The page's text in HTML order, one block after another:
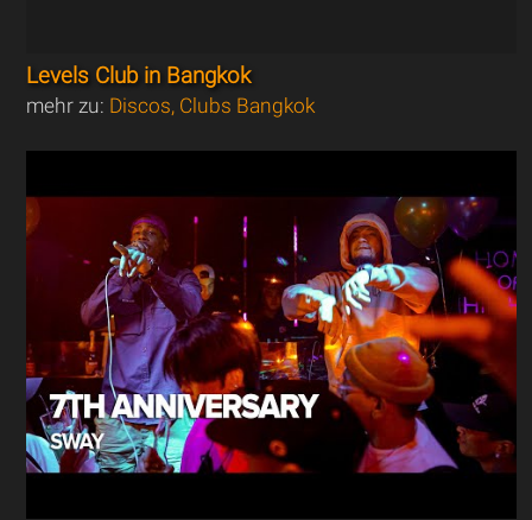
Levels Club in Bangkok
mehr zu: Discos, Clubs Bangkok